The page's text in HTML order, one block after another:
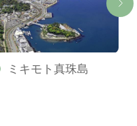
ミキモト真珠島